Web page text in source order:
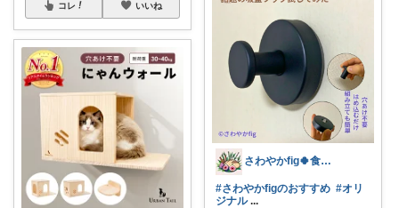
コレ いいね
さわやかfig🍀食と暮らしを楽しむ
#さわやかfigのおすすめ #オリ
ジナル ...